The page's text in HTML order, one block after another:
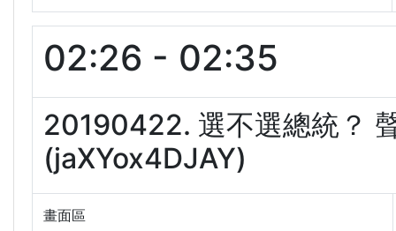
02:26 - 02:35
20190422. 選不選總統？
(jaXYox4DJAY)
畫面區